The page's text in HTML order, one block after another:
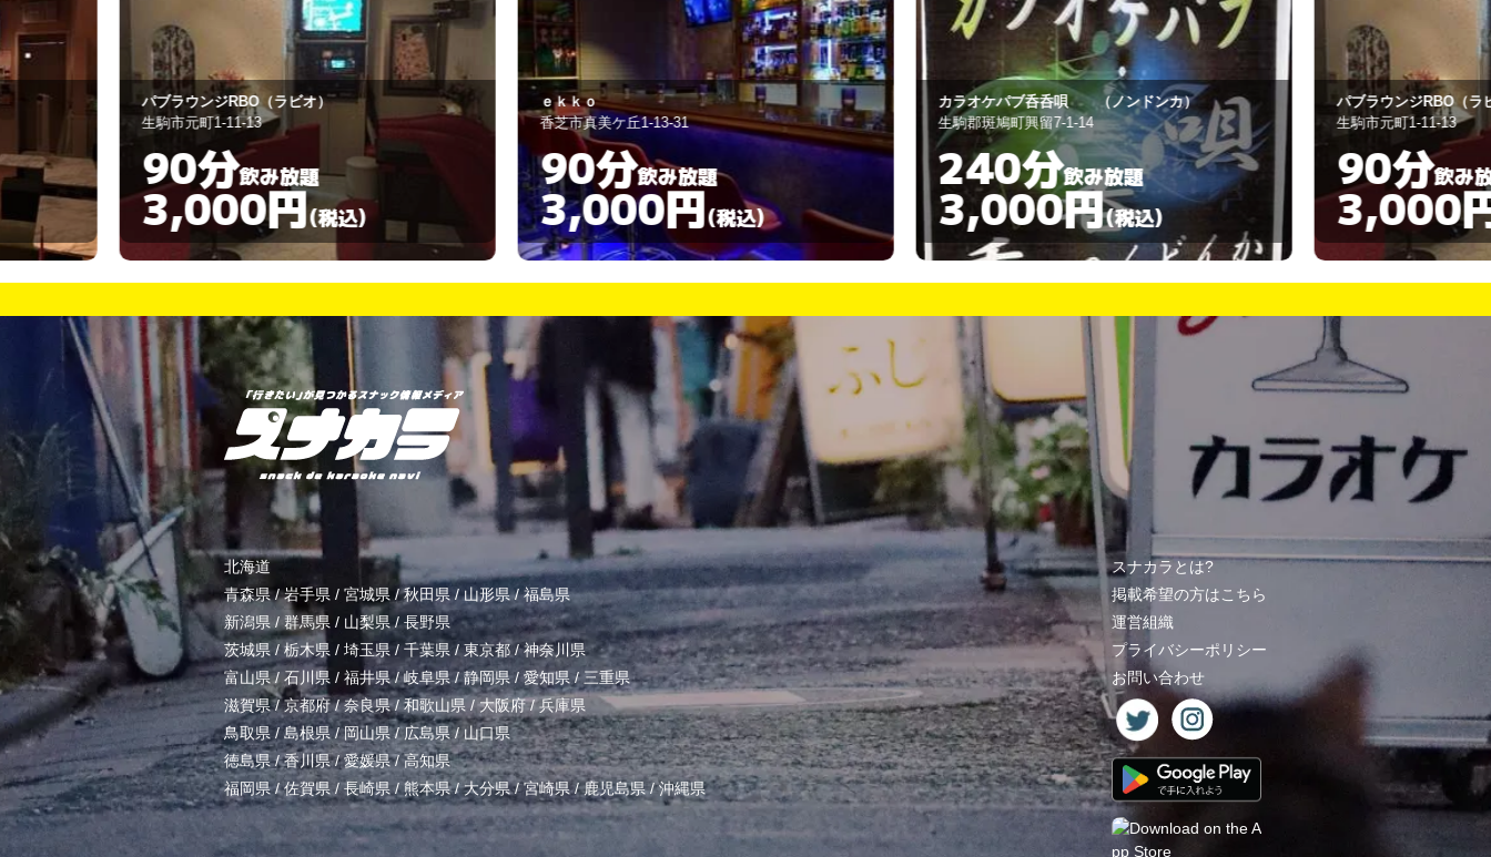
ｅｋｋｏ
香芝市真美ケ丘1-13-31
90分飲み放題
3,000円(税込)
カラオケパブ呑呑唄 （ノンドンカ）
生駒郡斑鳩町興留7-1-14
240分飲み放題
3,000円(税込)
パブラウンジRBO（ラビオ）
生駒市元町1-11-13
90分飲み放題
3,000円(税込)
ア・ポイント
生駒市小明町
60分
北海道
青森県/岩手県 / 宮城県 /秋田県 /山形県/福島県
新潟県 / 群馬県 / 山梨県/長野県
茨城県 / 栃木県 / 埼玉県/ 千葉県 /東京都/神奈川県
富山県/ 石川県 / 福井県/岐阜県/静岡県/ 愛知県 / 三重県
滋賀県/京都府/奈良県/和歌山県 /大阪府/兵庫県
鳥取県/島根県/岡山県/広島県/山口県
徳島県/香川県/愛媛県/高知県
福岡県/佐賀県/長崎県 /熊本県/大分県/宮崎県/鹿児島県/沖縄県
スナカラとは?
掲載希望の方はこちら
運営組織
プライバシーポリシー
お問い合わせ